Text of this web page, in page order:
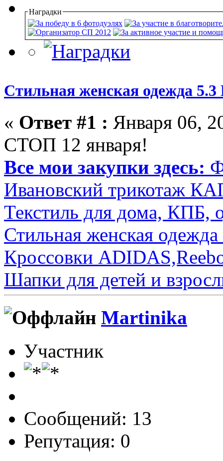
Наградки
Стильная женская одежда
« Ответ #1 : Января 06,
СТОП 12 января!
Все мои закупки здесь:
Ивановский трикотаж
Текстиль для дома, КПБ,
Стильная женская
Кроссовки
Шапки для детей и
Martinika
Участник
Сообщений: 13
Репутация: 0